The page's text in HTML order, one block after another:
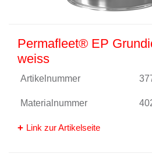
Permafleet® EP
weiss
Artikelnummer
Materialnummer
Link zur Artikelseite